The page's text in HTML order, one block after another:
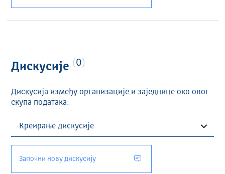
Дискусије 0
Дискусија између организације и заједнице око овог
скупа података.
Започни нову дискусију